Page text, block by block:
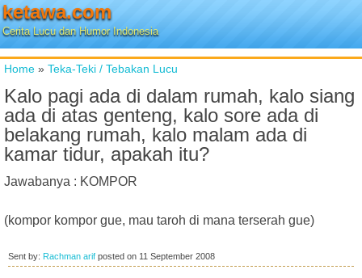
ketawa.com
Cerita Lucu dan Humor Indonesia
Home » Teka-Teki / Tebakan Lucu
Kalo pagi ada di dalam rumah, kalo siang
ada di atas genteng, kalo sore ada di
belakang rumah, kalo malam ada di
kamar tidur, apakah itu?
Jawabanya : KOMPOR
(kompor kompor gue, mau taroh di mana terserah gue)
Sent by: Rachman arif posted on 11 September 2008